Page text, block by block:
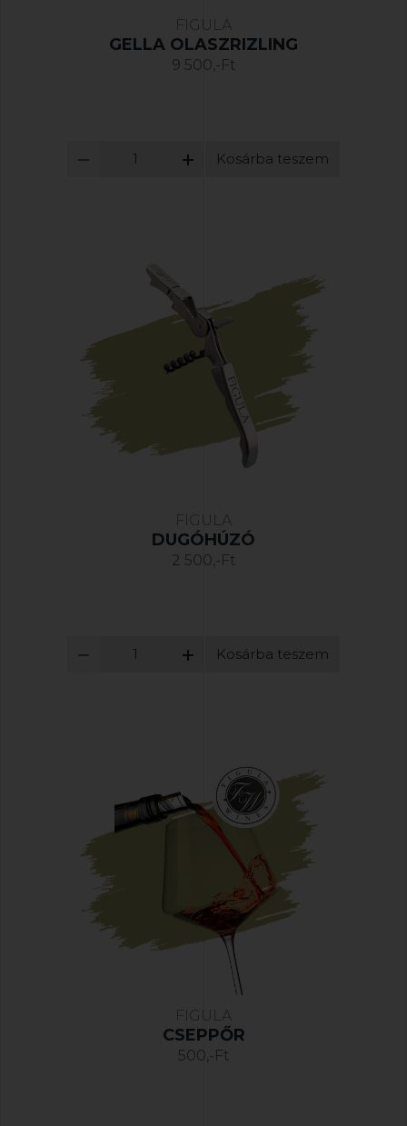
FIGULA
GELLA OLASZRIZLING
9 500,-Ft
Kosárba teszem
FIGULA
DUGÓHÚZÓ
2 500,-Ft
Kosárba teszem
FIGULA
CSEPPŐR
500,-Ft